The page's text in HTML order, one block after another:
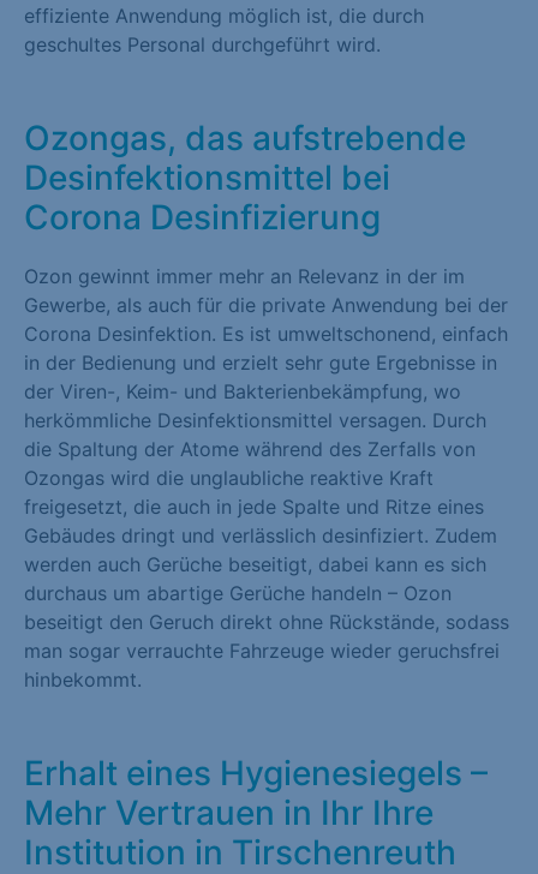
effiziente Anwendung möglich ist, die durch
geschultes Personal durchgeführt wird.
Ozongas, das aufstrebende
Desinfektionsmittel bei
Corona Desinfizierung
Ozon gewinnt immer mehr an Relevanz in der im
Gewerbe, als auch für die private Anwendung bei der
Corona Desinfektion. Es ist umweltschonend, einfach
in der Bedienung und erzielt sehr gute Ergebnisse in
der Viren-, Keim- und Bakterienbekämpfung, wo
herkömmliche Desinfektionsmittel versagen. Durch
die Spaltung der Atome während des Zerfalls von
Ozongas wird die unglaubliche reaktive Kraft
freigesetzt, die auch in jede Spalte und Ritze eines
Gebäudes dringt und verlässlich desinfiziert. Zudem
werden auch Gerüche beseitigt, dabei kann es sich
durchaus um abartige Gerüche handeln – Ozon
beseitigt den Geruch direkt ohne Rückstände, sodass
man sogar verrauchte Fahrzeuge wieder geruchsfrei
hinbekommt.
Erhalt eines Hygienesiegels –
Mehr Vertrauen in Ihr Ihre
Institution in Tirschenreuth
Cookie-Informationen anzeigen
verwendet, um personalisierte Werbung anzuzeigen. Sie tun
dies, indem sie Besucher über Websites hinweg verfolgen.
Cookie-Informationen anzeigen
Externe Medien (1)
Inhalte von Videoplattformen und Social-Media-Plattformen
werden standardmäßig blockiert. Wenn Cookies von externen
Medien akzeptiert werden, bedarf der Zugriff auf diese Inhalte
keiner manuellen Einwilligung mehr.
Cookie-Informationen anzeigen
Datenschutzerklärung Impressum